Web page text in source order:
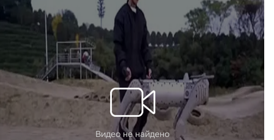
Видео не найдено